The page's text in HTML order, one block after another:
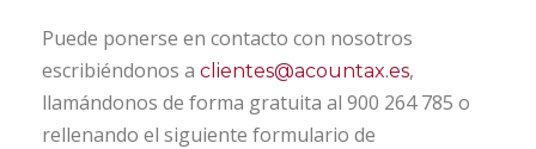
Puede ponerse en contacto con nosotros
escribiéndonos a clientes@acountax.es,
llamándonos de forma gratuita al 900 264 785 o
rellenando el siguiente formulario de